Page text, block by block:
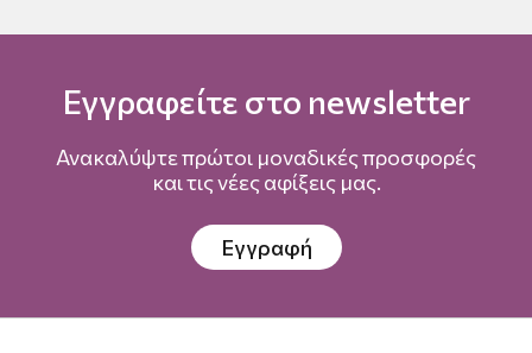
Εγγραφείτε στο newsletter
Ανακαλύψτε πρώτοι μοναδικές προσφορές
και τις νέες αφίξεις μας.
Εγγραφή